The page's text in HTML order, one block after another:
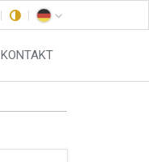
KONTAKT